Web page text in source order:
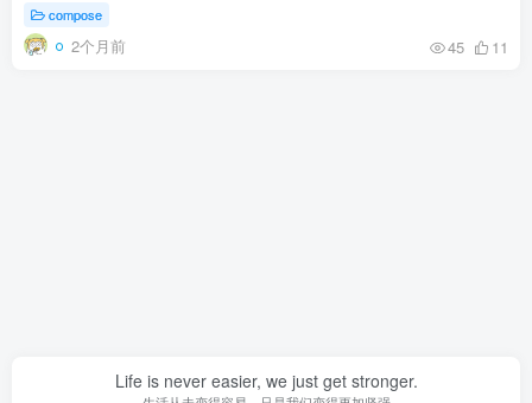
compose
2个月前 45 11
Life is never easier, we just get stronger.